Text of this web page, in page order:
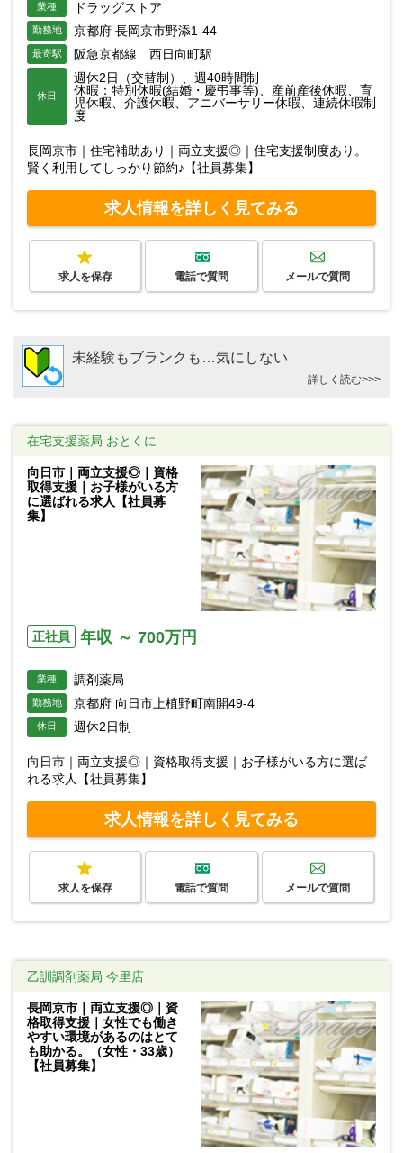
業種 ドラッグストア
勤務地 京都府 長岡京市野添1-44
最寄駅 阪急京都線 西日向町駅
休日
週休2日（交替制）、週40時間制
休暇：特別休暇(結婚・慶弔事等)、産前産後休暇、育
児休暇、介護休暇、アニバーサリー休暇、連続休暇制
度
長岡京市｜住宅補助あり｜両立支援◎｜住宅支援制度あり。
賢く利用してしっかり節約♪【社員募集】
求人情報を詳しく見てみる
求人を保存 電話で質問 メールで質問
未経験もブランクも…気にしない
詳しく読む>>>
在宅支援薬局 おとくに
向日市｜両立支援◎｜資格
取得支援｜お子様がいる方
に選ばれる求人【社員募
集】
正社員 年収 ～ 700万円
業種 調剤薬局
勤務地 京都府 向日市上植野町南開49-4
休日 週休2日制
向日市｜両立支援◎｜資格取得支援｜お子様がいる方に選ば
れる求人【社員募集】
求人情報を詳しく見てみる
求人を保存 電話で質問 メールで質問
乙訓調剤薬局 今里店
長岡京市｜両立支援◎｜資
格取得支援｜女性でも働き
やすい環境があるのはとて
も助かる。（女性・33歳）
【社員募集】